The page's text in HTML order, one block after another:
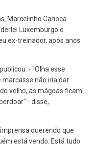
Marcelinho Carioca
Luxemburgo e
ex-treinador, após anos
- "Olha esse
não iria dar
velho, as mágoas ficam
- disse,
querendo que
está vendo. Está tudo